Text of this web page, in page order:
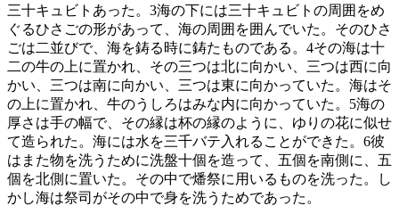
三十キュビトあった。 3海の下には三十キュビトの周囲をめ
ぐるひさごの形があって、海の周囲を囲んでいた。そのひさ
ごは二並びで、海を鋳る時に鋳たものである。 4その海は十
二の牛の上に置かれ、その三つは北に向かい、三つは西に向
かい、三つは南に向かい、三つは東に向かっていた。海はそ
の上に置かれ、牛のうしろはみな内に向かっていた。 5海の
厚さは手の幅で、その縁は杯の縁のように、ゆりの花に似せ
て造られた。海には水を三千バテ入れることができた。 6彼
はまた物を洗うために洗盤十個を造って、五個を南側に、五
個を北側に置いた。その中で燔祭に用いるものを洗った。し
かし海は祭司がその中で身を洗うためであった。